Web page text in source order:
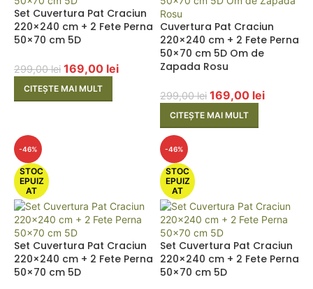
Set Cuvertura Pat Craciun
220×240 cm + 2 Fete Perna
50×70 cm 5D
299,00lei 169,00 lei
CITEȘTE MAI MULT
Cuvertura Pat Craciun
220×240 cm + 2 Fete Perna
50×70 cm 5D Om de
Zapada Rosu
299,00lei 169,00 lei
CITEȘTE MAI MULT
-46%
STOC
EPUIZ
AT
Set Cuvertura Pat Craciun
220×240 cm + 2 Fete Perna
50×70 cm 5D
-46%
STOC
EPUIZ
AT
Set Cuvertura Pat Craciun
220×240 cm + 2 Fete Perna
50×70 cm 5D